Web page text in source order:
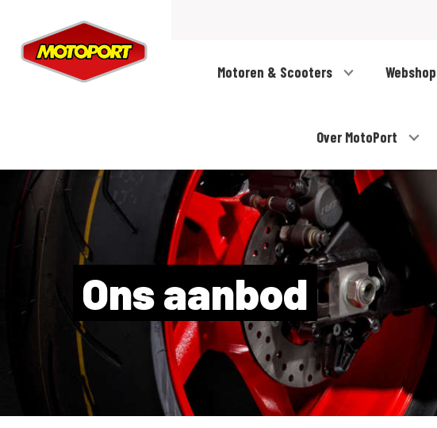
Motoren & Scooters Webshop
Over MotoPort
Ons aanbod